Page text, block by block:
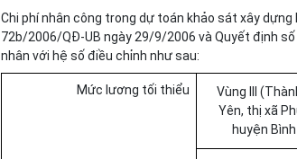
Chi phí nhân công trong dự toán khảo sát xây
72b/2006/QĐ-UB ngày 29/9/2006 và Quyết định số
nhân với hệ số điều chỉnh như sau:
Mức lương tối thiểu
Vùng III
Yên, thị xã
huyện